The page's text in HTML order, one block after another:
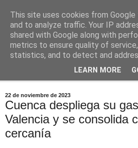
Comoju
La Cocina del Día a Día y el día a
22 de noviembre de 2023
Cuenca despliega su
Valencia y se consolida
cercanía
This site uses cookies from
and to analyze traffic. Your IP
shared with Google along with
metrics to ensure quality of
statistics, and to detect and
LEARN MORE